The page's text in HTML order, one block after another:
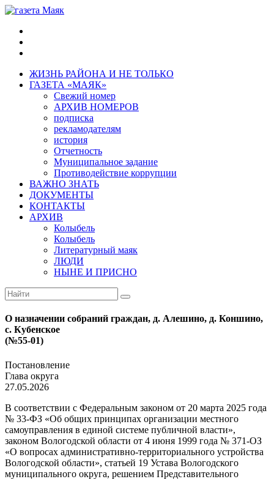
ЖИЗНЬ РАЙОНА И НЕ ТОЛЬКО
ГАЗЕТА «МАЯК»
Свежий номер
АРХИВ НОМЕРОВ
подписка
рекламодателям
история
Отчетность
Муниципальное задание
Противодействие коррупции
ВАЖНО ЗНАТЬ
ДОКУМЕНТЫ
КОНТАКТЫ
АРХИВ
Колыбель
Колыбель
Литературный маяк
ЛЮДИ
НЫНЕ И ПРИСНО
О назначении собраний граждан, д. Алешино, д. Коншино,
с. Кубенское
(№55-01)
Постановление
Глава округа
27.05.2026
В соответствии с Федеральным законом от 20 марта 2025 года
№ 33-ФЗ «Об общих принципах организации местного
самоуправления в единой системе публичной власти»,
законом Вологодской области от 4 июня 1999 года № 371-ОЗ
«О вопросах административно-территориального устройства
Вологодской области», статьей 19 Устава Вологодского
муниципального округа, решением Представительного